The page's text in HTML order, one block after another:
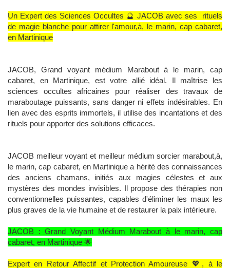
Un Expert des Sciences Occultes 🔮 JACOB avec ses rituels
de magie blanche pour attirer l'amour,à, le marin, cap cabaret,
en Martinique
JACOB, Grand voyant médium Marabout à le marin, cap
cabaret, en Martinique, est votre allié idéal. Il maîtrise les
sciences occultes africaines pour réaliser des travaux de
maraboutage puissants, sans danger ni effets indésirables. En
lien avec des esprits immortels, il utilise des incantations et des
rituels pour apporter des solutions efficaces.
JACOB meilleur voyant et meilleur médium sorcier marabout,à,
le marin, cap cabaret, en Martinique a hérité des connaissances
des anciens chamans, initiés aux magies célestes et aux
mystères des mondes invisibles. Il propose des thérapies non
conventionnelles puissantes, capables d'éliminer les maux les
plus graves de la vie humaine et de restaurer la paix intérieure.
JACOB : Grand Voyant Médium Marabout à le marin, cap
cabaret, en Martinique 🌟
Expert en Retour Affectif et Protection Amoureuse 💖, à le